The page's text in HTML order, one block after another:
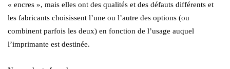
« encres », mais elles ont des qualités et des défauts différents et
les fabricants choisissent l’une ou l’autre des options (ou
combinent parfois les deux) en fonction de l’usage auquel
l’imprimante est destinée.